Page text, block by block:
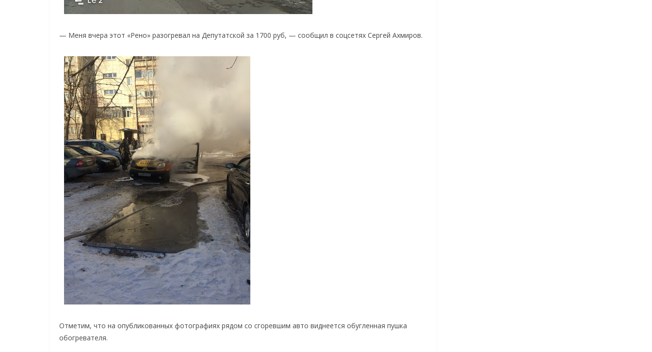
— Меня вчера этот «Рено» разогревал на Депутатской за 1700 руб, — сообщил в соцсетях Сергей Ахмиров.
Отметим, что на опубликованных фотографиях рядом со сгоревшим авто виднеется обугленная пушка
обогревателя.